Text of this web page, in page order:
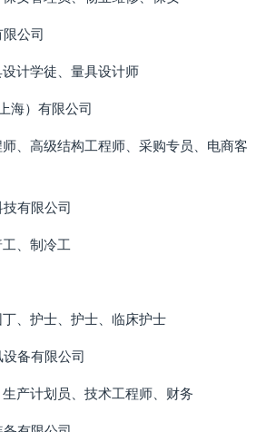
公司
计学徒、量具设计师
海）有限公司
、高级结构工程师、采购专员、电商客
有限公司
、制冷工
、护士、护士、临床护士
备有限公司
产计划员、技术工程师、财务